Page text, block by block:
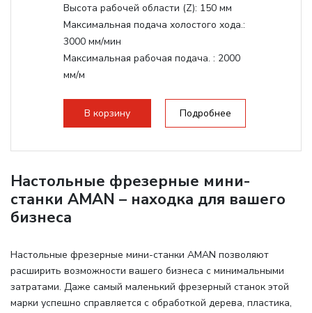
Высота рабочей области (Z): 150 мм
Максимальная подача холостого хода.:
3000 мм/мин
Максимальная рабочая подача. : 2000
мм/м
стандартно:Т-слот
Цанговый патрон:ER20
В корзину Подробнее
Настольные фрезерные мини-
станки AMAN – находка для вашего
бизнеса
Настольные фрезерные мини-станки AMAN позволяют
расширить возможности вашего бизнеса с минимальными
затратами. Даже самый маленький фрезерный станок этой
марки успешно справляется с обработкой дерева, пластика,